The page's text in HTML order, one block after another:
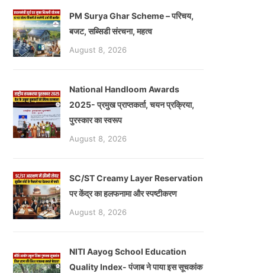
PM Surya Ghar Scheme – परिचय,
बजट, सब्सिडी संरचना, महत्व
August 8, 2026
National Handloom Awards
2025- प्रमुख प्राप्तकर्ता, चयन प्रक्रिया,
पुरस्कार का स्वरूप
August 8, 2026
SC/ST Creamy Layer Reservation
पर केंद्र का हलफनामा और स्पष्टीकरण
August 8, 2026
NITI Aayog School Education
Quality Index- पंजाब ने पाया इस सूचकांक